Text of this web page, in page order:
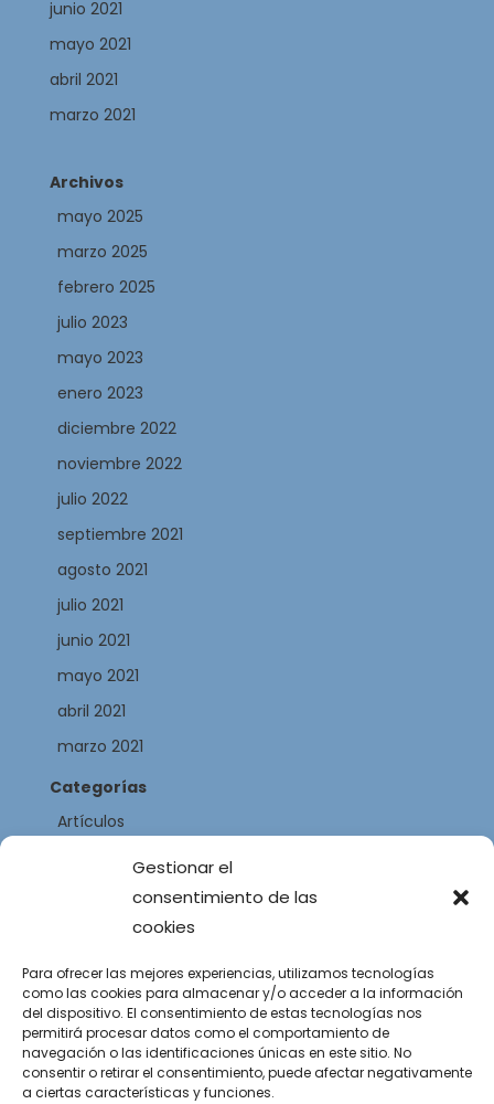
Gestionar el
consentimiento de las
cookies
Para ofrecer las mejores experiencias, utilizamos tecnologías
como las cookies para almacenar y/o acceder a la información
del dispositivo. El consentimiento de estas tecnologías nos
permitirá procesar datos como el comportamiento de
navegación o las identificaciones únicas en este sitio. No
consentir o retirar el consentimiento, puede afectar negativamente
a ciertas características y funciones.
junio 2021
mayo 2021
abril 2021
marzo 2021
Archivos
mayo 2025
marzo 2025
febrero 2025
julio 2023
mayo 2023
enero 2023
diciembre 2022
noviembre 2022
julio 2022
septiembre 2021
agosto 2021
julio 2021
junio 2021
mayo 2021
abril 2021
marzo 2021
Categorías
Artículos
Webs de libros
Meta
Acceder
Feed de entradas
Feed de comentarios